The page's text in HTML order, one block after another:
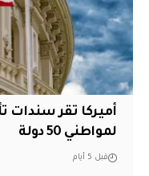
لمواطني 50 دولة
قبل 5 أيام